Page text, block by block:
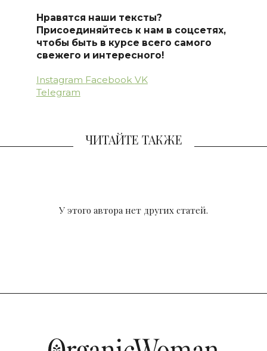
Нравятся наши тексты?
Присоединяйтесь к нам в соцсетях,
чтобы быть в курсе всего самого
свежего и интересного!
Instagram Facebook VK
Telegram
ЧИТАЙТЕ ТАКЖЕ
У этого автора нет других статей.